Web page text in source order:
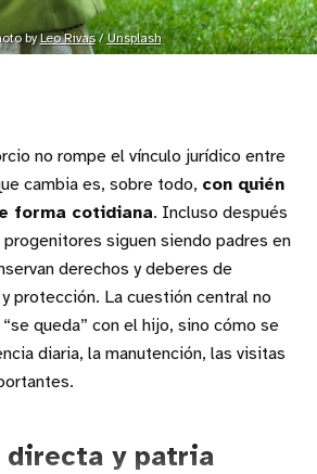
by Leo Rivas / Unsplash
no rompe el vínculo jurídico entre
cambia es, sobre todo, con quién
forma cotidiana. Incluso después
siguen siendo padres en
derechos y deberes de
protección. La cuestión central no
queda” con el hijo, sino cómo se
diaria, la manutención, las visitas
directa y patria